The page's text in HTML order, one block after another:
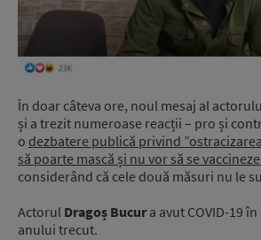
În doar câteva ore, noul mesaj al
și a trezit numeroase reacții – pro și
o dezbatere publică privind
să poarte mască și nu vor să se
considerând că cele două măsuri nu le
Actorul Dragoș Bucura avut COVID-19
anului trecut.